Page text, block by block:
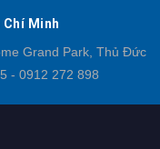
Chí Minh
Grand Park, Thủ Đức
- 0912 272 898